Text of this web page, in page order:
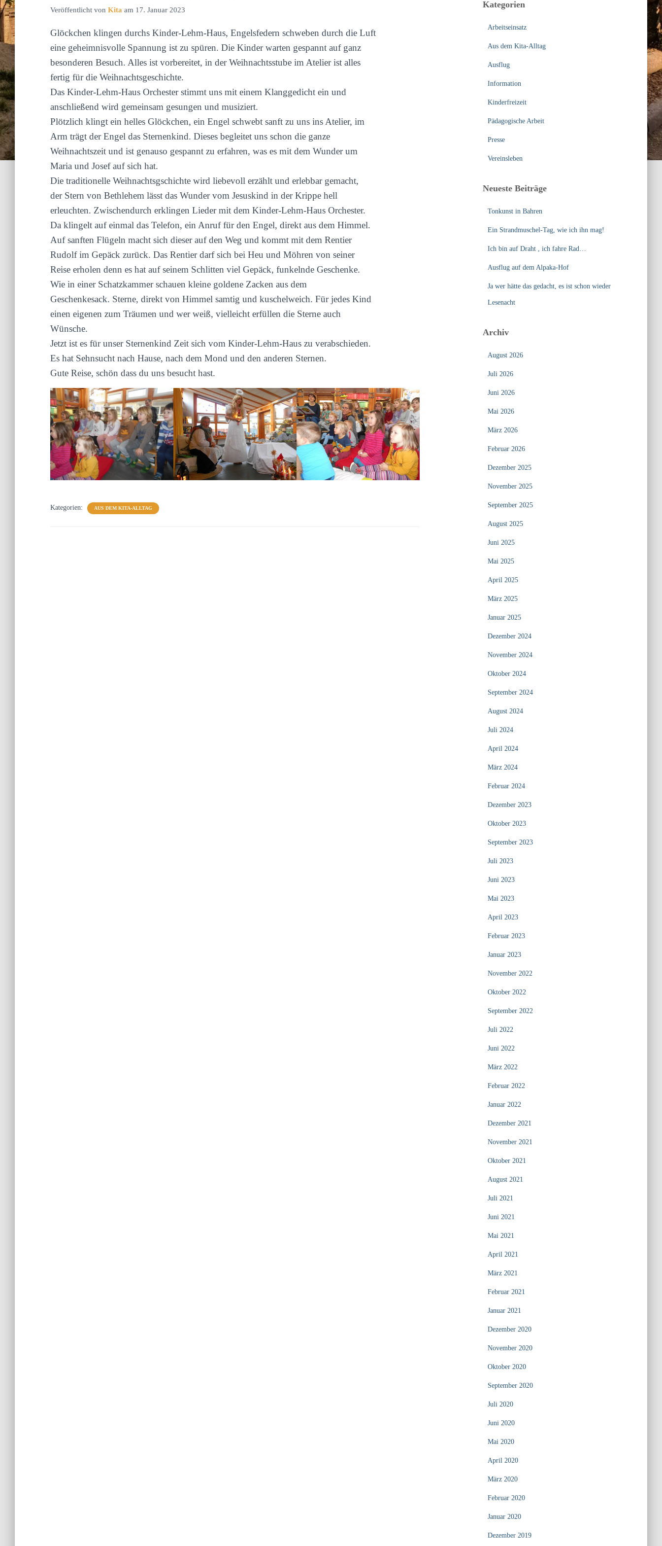
Veröffentlicht von Kita am 17. Januar 2023
Glöckchen klingen durchs Kinder-Lehm-Haus, Engelsfedern schweben durch die Luft
eine geheimnisvolle Spannung ist zu spüren. Die Kinder warten gespannt auf ganz
besonderen Besuch. Alles ist vorbereitet, in der Weihnachtsstube im Atelier ist alles
fertig für die Weihnachtsgeschichte.
Das Kinder-Lehm-Haus Orchester stimmt uns mit einem Klanggedicht ein und
anschließend wird gemeinsam gesungen und musiziert.
Plötzlich klingt ein helles Glöckchen, ein Engel schwebt sanft zu uns ins Atelier, im
Arm trägt der Engel das Sternenkind. Dieses begleitet uns schon die ganze
Weihnachtszeit und ist genauso gespannt zu erfahren, was es mit dem Wunder um
Maria und Josef auf sich hat.
Die traditionelle Weihnachtsgschichte wird liebevoll erzählt und erlebbar gemacht,
der Stern von Bethlehem lässt das Wunder vom Jesuskind in der Krippe hell
erleuchten. Zwischendurch erklingen Lieder mit dem Kinder-Lehm-Haus Orchester.
Da klingelt auf einmal das Telefon, ein Anruf für den Engel, direkt aus dem Himmel.
Auf sanften Flügeln macht sich dieser auf den Weg und kommt mit dem Rentier
Rudolf im Gepäck zurück. Das Rentier darf sich bei Heu und Möhren von seiner
Reise erholen denn es hat auf seinem Schlitten viel Gepäck, funkelnde Geschenke.
Wie in einer Schatzkammer schauen kleine goldene Zacken aus dem
Geschenkesack. Sterne, direkt von Himmel samtig und kuschelweich. Für jedes Kind
einen eigenen zum Träumen und wer weiß, vielleicht erfüllen die Sterne auch
Wünsche.
Jetzt ist es für unser Sternenkind Zeit sich vom Kinder-Lehm-Haus zu verabschieden.
Es hat Sehnsucht nach Hause, nach dem Mond und den anderen Sternen.
Gute Reise, schön dass du uns besucht hast.
Kategorien: AUS DEM KITA-ALLTAG
n
Kategorien
Arbeitseinsatz
Aus dem Kita-Alltag
Ausflug
Information
Kinderfreizeit
Pädagogische Arbeit
Presse
Vereinsleben
Neueste Beiträge
Tonkunst in Bahren
Ein Strandmuschel-Tag, wie ich ihn mag!
Ich bin auf Draht , ich fahre Rad…
Ausflug auf dem Alpaka-Hof
Ja wer hätte das gedacht, es ist schon wieder
Lesenacht
Archiv
August 2026
Juli 2026
Juni 2026
Mai 2026
März 2026
Februar 2026
Dezember 2025
November 2025
September 2025
August 2025
Juni 2025
Mai 2025
April 2025
März 2025
Januar 2025
Dezember 2024
November 2024
Oktober 2024
September 2024
August 2024
Juli 2024
April 2024
März 2024
Februar 2024
Dezember 2023
Oktober 2023
September 2023
Juli 2023
Juni 2023
Mai 2023
April 2023
Februar 2023
Januar 2023
November 2022
Oktober 2022
September 2022
Juli 2022
Juni 2022
März 2022
Februar 2022
Januar 2022
Dezember 2021
November 2021
Oktober 2021
August 2021
Juli 2021
Juni 2021
Mai 2021
April 2021
März 2021
Februar 2021
Januar 2021
Dezember 2020
November 2020
Oktober 2020
September 2020
Juli 2020
Juni 2020
Mai 2020
April 2020
März 2020
Februar 2020
Januar 2020
Dezember 2019